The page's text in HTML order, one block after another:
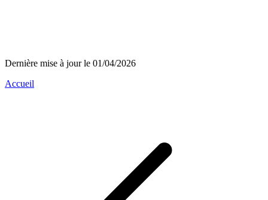
Dernière mise à jour le 01/04/2026
Accueil